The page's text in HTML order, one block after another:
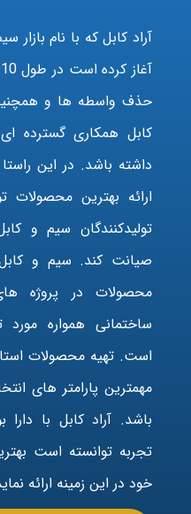
آراد کابل که با نام بازار
حذف واسطه ها و
کابل همکاری گسترده
داشته باشد. در این
ارائه بهترین
تولیدکنندگان سیم و
صیانت کند. سیم و
محصولات در پروژه
ساختمانی همواره
است. تهیه محصولات
مهمترین پارامتر های
باشد. آراد کابل با
تجربه توانسته است
خود در این زمینه ارائه